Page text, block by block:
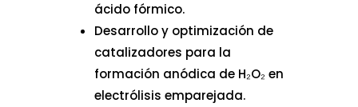
ácido fórmico.
Desarrollo y optimización de
catalizadores para la
formación anódica de H₂O₂ en
electrólisis emparejada.